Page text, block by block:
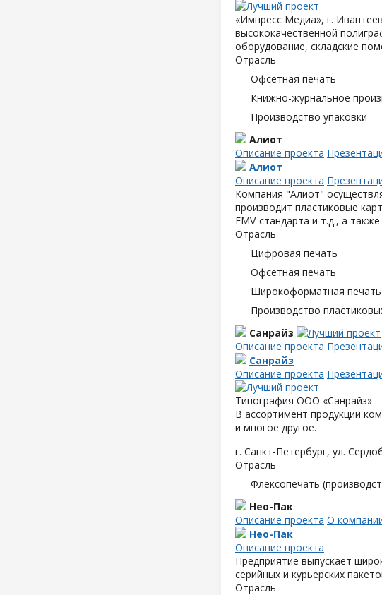
«Импресс Медиа», г.
высококачественной
оборудование, складские
Отрасль
Офсетная печать
Книжно-журнальное
Производство упаковки
Алиот
Описание проекта
Алиот
Описание проекта
Компания "Алиот"
производит пластиковые
EMV-стандарта и т.д., а
Отрасль
Цифровая печать
Офсетная печать
Широкоформатная печать
Производство
Санрайз
Описание проекта
Санрайз
Описание проекта
Типография ООО «Санрайз»
В ассортимент продукции
и многое другое.
г. Санкт-Петербург, ул.
Отрасль
Флексопечать
Нео-Пак
Описание проекта О
Нео-Пак
Описание проекта
Предприятие выпускает
серийных и курьерских
Отрасль